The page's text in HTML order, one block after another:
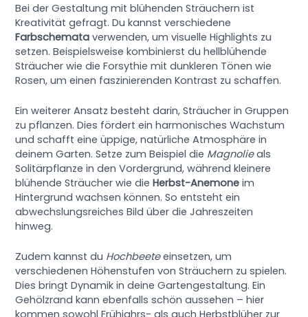
Bei der Gestaltung mit blühenden Sträuchern ist
Kreativität gefragt. Du kannst verschiedene
Farbschemata verwenden, um visuelle Highlights zu
setzen. Beispielsweise kombinierst du hellblühende
Sträucher wie die Forsythie mit dunkleren Tönen wie
Rosen, um einen faszinierenden Kontrast zu schaffen.
Ein weiterer Ansatz besteht darin, Sträucher in Gruppen
zu pflanzen. Dies fördert ein harmonisches Wachstum
und schafft eine üppige, natürliche Atmosphäre in
deinem Garten. Setze zum Beispiel die Magnolieals
Solitärpflanze in den Vordergrund, während kleinere
blühende Sträucher wie dieHerbst-Anemone im
Hintergrund wachsen können. So entsteht ein
abwechslungsreiches Bild über die Jahreszeiten
hinweg.
Zudem kannst du Hochbeeteeinsetzen, um
verschiedenen Höhenstufen von Sträuchern zu spielen.
Dies bringt Dynamik in deine Gartengestaltung. Ein
Gehölzrand kann ebenfalls schön aussehen – hier